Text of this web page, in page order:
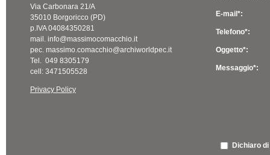
Via Carbonara 21/A
35010 Borgoricco (PD)
p.IVA 04084350281
mail. info@massimocomacchio.it
pec. massimo.comacchio@archiworldpec.it
Tel. 049 8305179
cell: 3471505528
Privacy Policy
E-mail*:
Telefono*:
Oggetto*:
Messaggio*:
Dichiaro